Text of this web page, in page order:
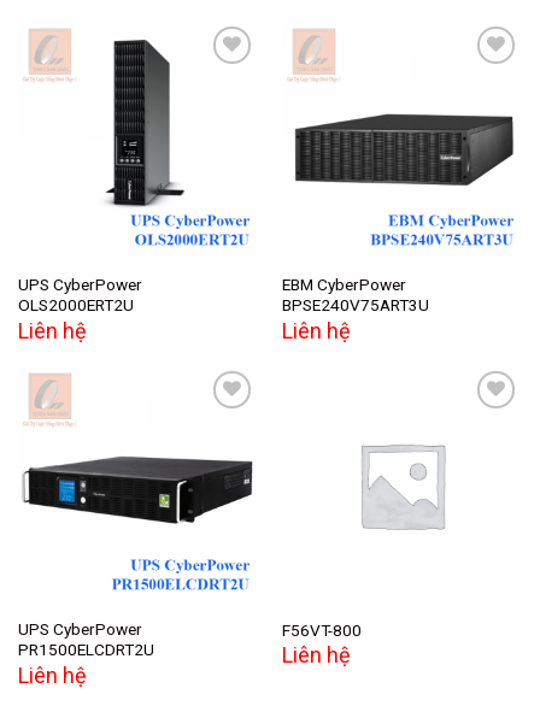
UPS CyberPower
OLS2000ERT2U
Liên hệ
Add to
wishlist
EBM CyberPower
BPSE240V75ART3U
Liên hệ
Add to
wishlist
UPS CyberPower
PR1500ELCDRT2U
Liên hệ
F56VT-800
Liên hệ